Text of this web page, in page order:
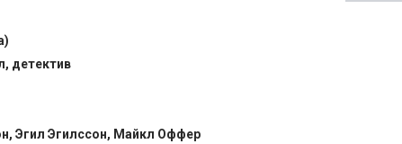
детектив
Эгил Эгилссон, Майкл Оффер